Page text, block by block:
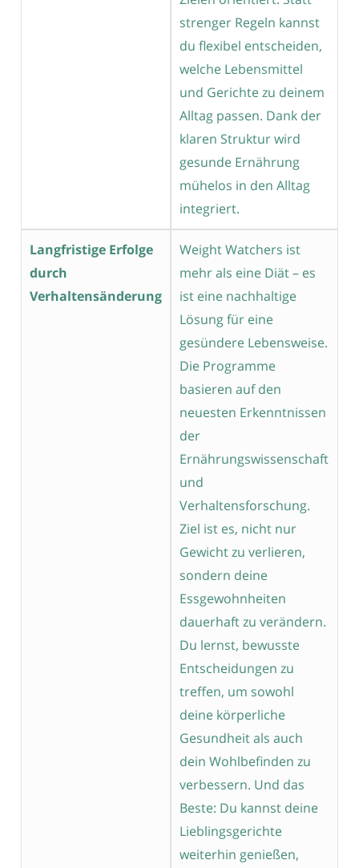
strenger Regeln kannst
du flexibel entscheiden,
welche Lebensmittel
und Gerichte zu deinem
Alltag passen. Dank der
klaren Struktur wird
gesunde Ernährung
mühelos in den Alltag
integriert.
Langfristige Erfolge
durch
Verhaltensänderung
Weight Watchers ist
mehr als eine Diät – es
ist eine nachhaltige
Lösung für eine
gesündere Lebensweise.
Die Programme
basieren auf den
neuesten Erkenntnissen
der
Ernährungswissenschaft
und
Verhaltensforschung.
Ziel ist es, nicht nur
Gewicht zu verlieren,
sondern deine
Essgewohnheiten
dauerhaft zu verändern.
Du lernst, bewusste
Entscheidungen zu
treffen, um sowohl
deine körperliche
Gesundheit als auch
dein Wohlbefinden zu
verbessern. Und das
Beste: Du kannst deine
Lieblingsgerichte
weiterhin genießen,